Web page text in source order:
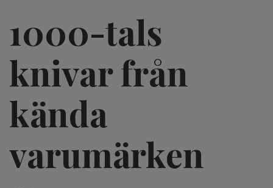
1000-tals
knivar från
kända
varumärken